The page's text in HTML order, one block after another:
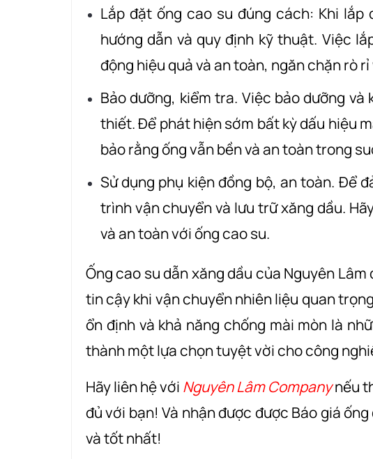
Lắp đặt ống cao su đúng cách: Khi
hướng dẫn và quy định kỹ thuật. Việc
động hiệu quả và an toàn, ngăn chặn rò
Bảo dưỡng, kiểm tra. Việc bảo dưỡng
thiết. Để phát hiện sớm bất kỳ dấu hiệu
bảo rằng ống vẫn bền và an toàn trong
Sử dụng phụ kiện đồng bộ, an toàn. Để
trình vận chuyển và lưu trữ xăng dầu.
và an toàn với ống cao su.
Ống cao su dẫn xăng dầu của Nguyên
tin cậy khi vận chuyển nhiên liệu quan
ổn định và khả năng chống mài mòn là
thành một lựa chọn tuyệt vời cho công
Hãy liên hệ với Nguyên Lâm Companynếu
đủ với bạn! Và nhận được được Báo giá
và tốt nhất!